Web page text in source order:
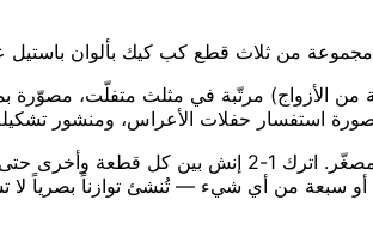
مجموعة من ثلاث قطع كب كيك بألوان
درّج الارتفاعات بلوح خشبي صغير أو لوحين إن كنت تجمع